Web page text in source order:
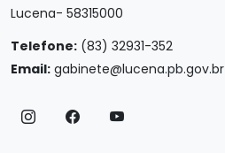
Lucena- 58315000
Telefone: (83) 32931-352
Email: gabinete@lucena.pb.gov.br